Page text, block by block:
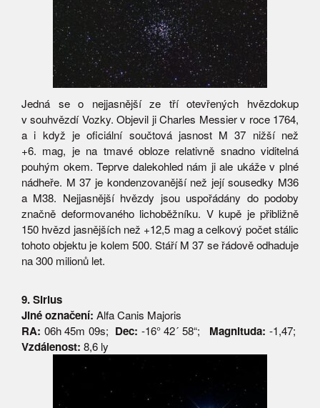
Jedná se o nejjasnější ze tří otevřených hvězdokup
v souhvězdí Vozky. Objevil ji Charles Messier v roce 1764,
a i když je oficiální součtová jasnost M 37 nižší než
+6. mag, je na tmavé obloze relativně snadno viditelná
pouhým okem. Teprve dalekohled nám ji ale ukáže v plné
nádheře. M 37 je kondenzovanější než její sousedky M36
a M38. Nejjasnější hvězdy jsou uspořádány do podoby
značně deformovaného lichoběžníku. V kupě je přibližně
150 hvězd jasnějších než +12,5 mag a celkový počet stálic
tohoto objektu je kolem 500. Stáří M 37 se řádově odhaduje
na 300 milionů let.
9. Sirius
Jiné označení: Alfa Canis Majoris
RA: 06h 45m 09s; Dec: -16° 42´ 58“; Magnituda: -1,47;
Vzdálenost: 8,6 ly